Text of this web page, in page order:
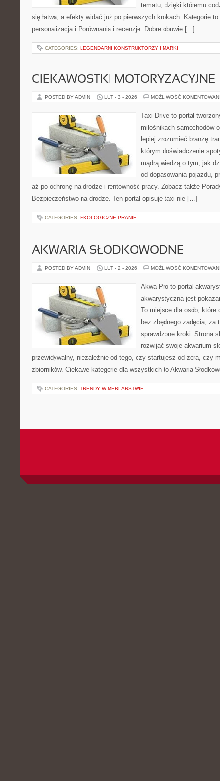
tematu, dzięki któremu
się łatwa, a efekty widać już po pierwszych krokach. Kategorie
personalizacja i Porównania i recenzje. Dobre obuwie […]
CATEGORIES: LEGENDARNI KONSTRUKTORZY I MARKI
CIEKAWOSTKI MOTORYZACYJNE
POSTED BY ADMIN LUT - 3 - 2026 MOŻLIWOŚĆ
Taxi Drive to portal
miłośnikach samochodów
lepiej zrozumieć branżę
którym doświadczenie
mądrą wiedzą o tym, jak
od dopasowania pojazdu,
aż po ochronę na drodze i rentowność pracy. Zobacz także
Bezpieczeństwo na drodze. Ten portal opisuje taxi nie […]
CATEGORIES: EKOLOGICZNE PRANIE
AKWARIA SŁODKOWODNE
POSTED BY ADMIN LUT - 2 - 2026 MOŻLIWOŚĆ
Akwa-Pro to portal
akwarystyczna jest
To miejsce dla osób, które
bez zbędnego zadęcia, za
sprawdzone kroki. Strona
rozwijać swoje akwarium
przewidywalny, niezależnie od tego, czy startujesz od zera, czy
zbiorników. Ciekawe kategorie dla wszystkich to Akwaria
CATEGORIES: TRENDY W MEBLARSTWIE